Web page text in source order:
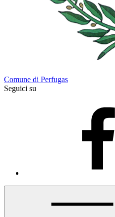
Comune di Perfugas
Seguici su